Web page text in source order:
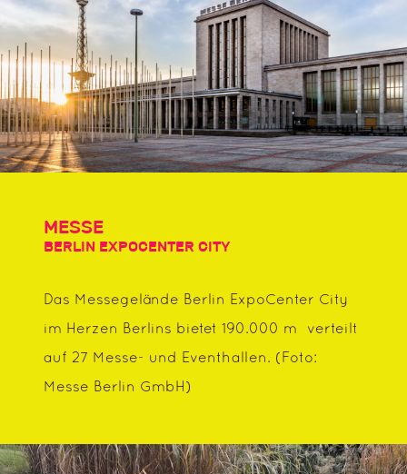
MESSE
BERLIN EXPOCENTER CITY
Das Messegelände Berlin ExpoCenter City
im Herzen Berlins bietet 190.000 m² verteilt
auf 27 Messe- und Eventhallen. (Foto:
Messe Berlin GmbH)